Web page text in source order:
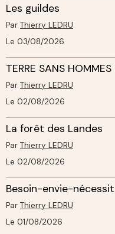
Les guildes
Par Thierry LEDRU
Le 03/08/2026
TERRE SANS
Par Thierry LEDRU
Le 02/08/2026
La forêt des Landes
Par Thierry LEDRU
Le 02/08/2026
Besoin-envie-
Par Thierry LEDRU
Le 01/08/2026